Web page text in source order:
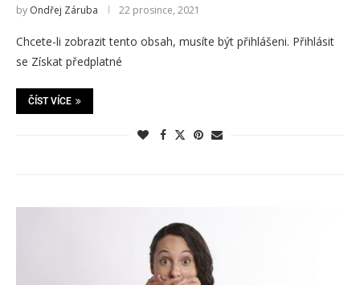
by Ondřej Záruba 22 prosince, 2021
Chcete-li zobrazit tento obsah, musíte být přihlášeni. Přihlásit
se Získat předplatné
ČÍST VÍCE